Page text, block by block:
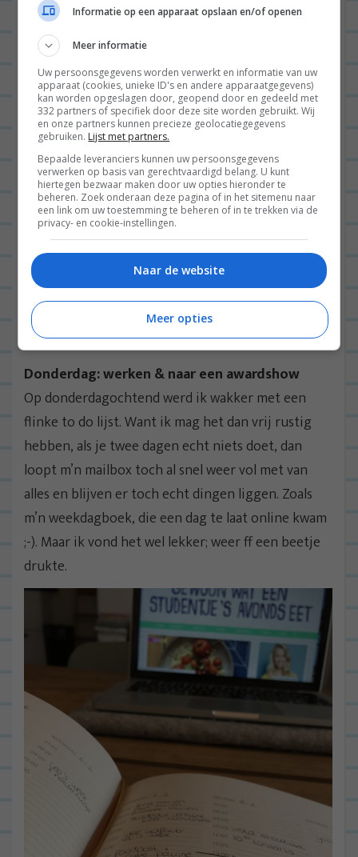
En mennnn wat was ik TROTS op mezelf. Ik vind
autorijden echt behoorlijk spannend altijd en nu
moest ik helemaal in m’n eentje (Lau heeft geen
rijbewijs) naar Groningen rijden (ik vermijd de ring
Amsterdam altijd, maar dat kon nu echt niet) over
de snelweg (die vermijd ik ook het liefst) en op de
terugweg kwamen we in het donker (!), in de regen
(!), in de spits (!) op de ring Amsterdam (!) en ik heb
het allemaal vet goed gereden. Zo trots! 😀 Je moet
weten; ik lees op dit moment een boek over
rijangst. Zo serieus is m’n angst #help. Maar door
het vaak te doen, gaat het beter.Yay!
Donderdag: werken & naar een awardshow
Op donderdagochtend werd ik wakker met een
flinke to do lijst. Want ik mag het dan vrij rustig
hebben, als je twee dagen echt niets doet, dan
loopt m’n mailbox toch al snel weer vol met van
alles en blijven er toch echt dingen liggen. Zoals
m’n weekdagboek, die een dag te laat online kwam
;-). Maar ik vond het wel lekker; weer ff een beetje
drukte.
Informatie op een apparaat opslaan en/of openen
Meer informatie
Uw persoonsgegevens worden verwerkt en informatie van uw
apparaat (cookies, unieke ID's en andere apparaatgegevens)
kan worden opgeslagen door, geopend door en gedeeld met
332 partners of specifiek door deze site worden gebruikt. Wij
en onze partners kunnen precieze geolocatiegegevens
gebruiken. Lijst met partners.
Bepaalde leveranciers kunnen uw persoonsgegevens
verwerken op basis van gerechtvaardigd belang. U kunt
hiertegen bezwaar maken door uw opties hieronder te
beheren. Zoek onderaan deze pagina of in het sitemenu naar
een link om uw toestemming te beheren of in te trekken via de
privacy- en cookie-instellingen.
Naar de website
Meer opties